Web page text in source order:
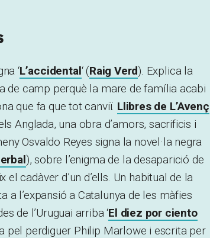
‘L’accidental‘ (Raig Verd). Explica la
de camp perquè la mare de família acabi
que fa que tot canviï. Llibres de L’Avenç
Anglada, una obra d’amors, sacrificis i
Osvaldo Reyes signa la novel·la negra
), sobre l’enigma de la desaparició de
cadàver d’un d’ells. Un habitual de la
a l’expansió a Catalunya de les màfies
de l’Uruguai arriba ‘El diez por ciento
pel perdiguer Philip Marlowe i escrita per